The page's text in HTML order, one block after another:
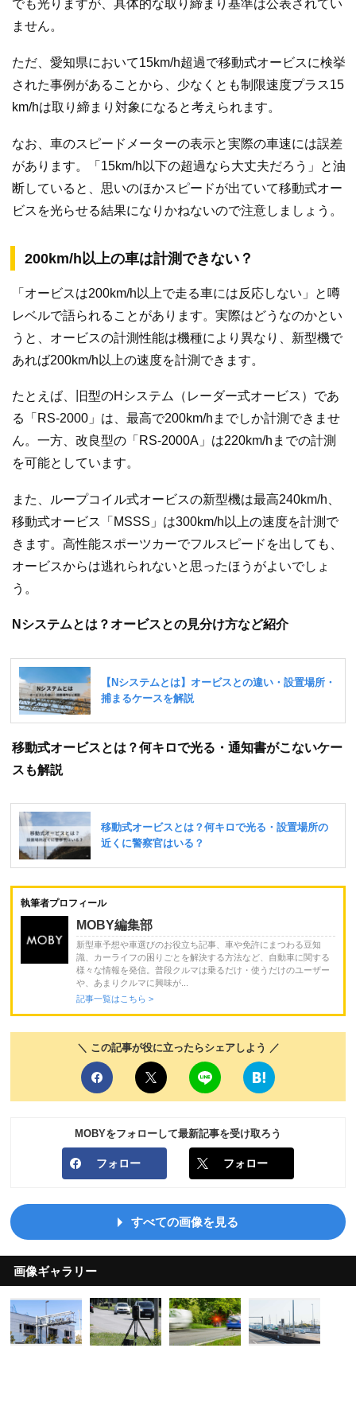
でも光りますが、具体的な取り締まり基準は公表されてい
ません。
ただ、愛知県において15km/h超過で移動式オービスに検挙
された事例があることから、少なくとも制限速度プラス15
km/hは取り締まり対象になると考えられます。
なお、車のスピードメーターの表示と実際の車速には誤差
があります。「15km/h以下の超過なら大丈夫だろう」と油
断していると、思いのほかスピードが出ていて移動式オー
ビスを光らせる結果になりかねないので注意しましょう。
200km/h以上の車は計測できない？
「オービスは200km/h以上で走る車には反応しない」と噂
レベルで語られることがあります。実際はどうなのかとい
うと、オービスの計測性能は機種により異なり、新型機で
あれば200km/h以上の速度を計測できます。
たとえば、旧型のHシステム（レーダー式オービス）であ
る「RS-2000」は、最高で200km/hまでしか計測できませ
ん。一方、改良型の「RS-2000A」は220km/hまでの計測
を可能としています。
また、ループコイル式オービスの新型機は最高240km/h、
移動式オービス「MSSS」は300km/h以上の速度を計測で
きます。高性能スポーツカーでフルスピードを出しても、
オービスからは逃れられないと思ったほうがよいでしょ
う。
Nシステムとは？オービスとの見分け方など紹介
移動式オービスとは？何キロで光る・通知書がこないケー
スも解説
執筆者プロフィール
MOBY編集部
新型車予想や車選びのお役立ち記事、車や免許にまつわる豆知
識、カーライフの困りごとを解決する方法など、自動車に関する
様々な情報を発信。普段クルマは乗るだけ・使うだけのユーザー
や、あまりクルマに興味が...
記事一覧はこちら >
＼ この記事が役に立ったらシェアしよう ／
MOBYをフォローして最新記事を受け取ろう
フォロー フォロー
すべての画像を見る
画像ギャラリー